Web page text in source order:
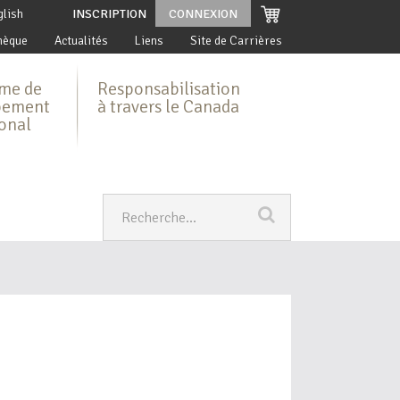
CONNEXION
INSCRIPTION
Actualités Liens Site de Carrières
de
Responsabilisation
à travers le Canada